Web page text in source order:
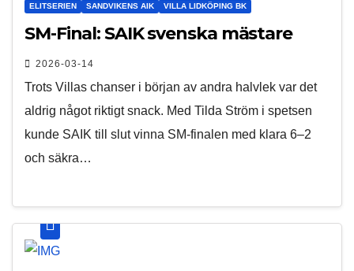
ELITSERIEN SANDVIKENS AIK VILLA LIDKÖPING BK
SM-Final: SAIK svenska mästare
2026-03-14
Trots Villas chanser i början av andra halvlek var det
aldrig något riktigt snack. Med Tilda Ström i spetsen
kunde SAIK till slut vinna SM-finalen med klara 6–2
och säkra…